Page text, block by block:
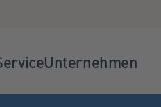
Unternehmen